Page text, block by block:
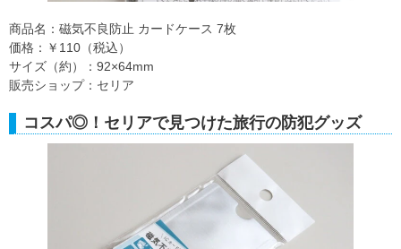
商品名：磁気不良防止 カードケース 7枚
価格：￥110（税込）
サイズ（約）：92×64mm
販売ショップ：セリア
コスパ◎！セリアで見つけた旅行の防犯グッズ